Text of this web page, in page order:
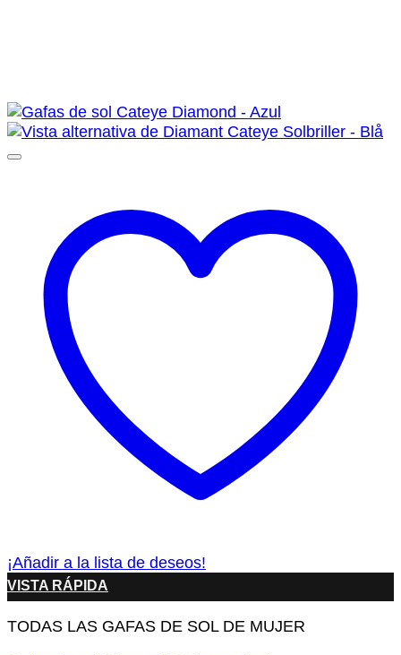
¡Añadir a la lista de deseos!
VISTA RÁPIDA
TODAS LAS GAFAS DE SOL DE MUJER